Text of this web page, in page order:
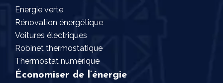
Energie verte
Rénovation énergétique
Voitures électriques
Robinet thermostatique
Thermostat numérique
Économiser de l’énergie